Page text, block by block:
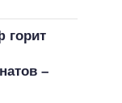
горит
–